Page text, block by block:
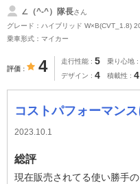
∠（^-^）隊長さん
グレード：ハイブリッド W×B(CVT_1.8)
乗車形式：マイカー
評価 4 走行性能 5 乗り心地
デザイン 4 積載性 4
コストパフォーマン
2023.10.1
総評
現在販売されてる使い勝手